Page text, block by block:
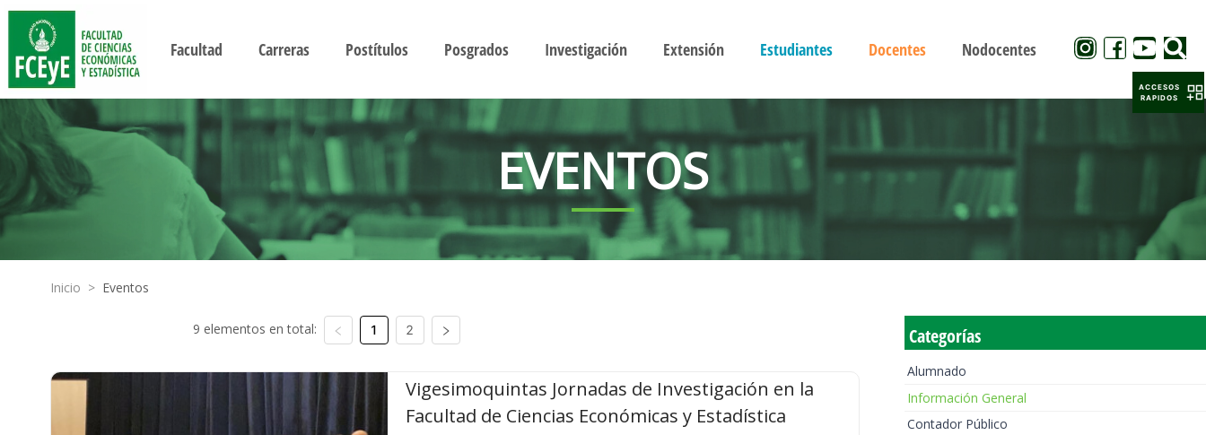
Facultad Carreras Postítulos Posgrados Investigación Extensión Estudiantes Docentes Nodocentes
EVENTOS
Inicio > Eventos
9 elementos en total: 1 2
Vigesimoquintas Jornadas de Investigación en la
Facultad de Ciencias Económicas y Estadística
Categorías
Alumnado
Información General
Contador Público
ACCESOS
RAPIDOS